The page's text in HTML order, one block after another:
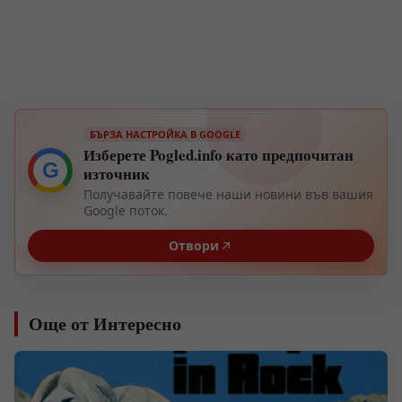
G
БЪРЗА НАСТРОЙКА В GOOGLE
Изберете Pogled.info като предпочитан
източник
Получавайте повече наши новини във вашия
Google поток.
Отвори
Още от Интересно